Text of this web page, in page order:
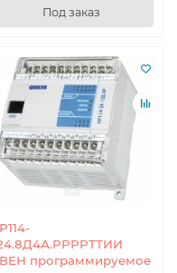
Под заказ
программируемое